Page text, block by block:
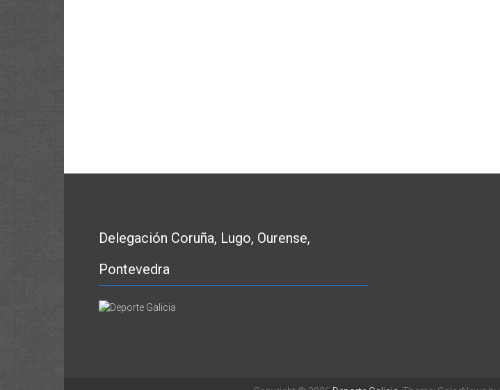
Delegación Coruña, Lugo, Ourense,
Pontevedra